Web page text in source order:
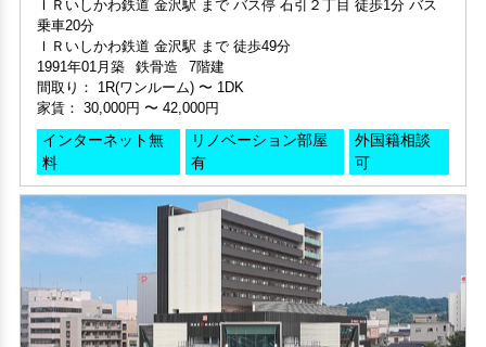
階数 4階
間取り 3LDK・専有面積 65.7㎡
敷金 1ヶ月 ・礼金 -
保証人不要・代行
家賃 47,000円・共益費 4,500円
階数 4階
間取り 1K・専有面積 31.64㎡
敷金 - ・礼金 -
保証人不要・代行 インターネット無料
乗車20分
ＩＲいしかわ鉄道 金沢駅 まで 徒歩49分
1991年01月築
鉄骨造
7階建
間取り：1R(ワンルーム) 〜 1DK
家賃： 30,000円 〜 42,000円
インターネット無
料
リノベーション部屋
有
可